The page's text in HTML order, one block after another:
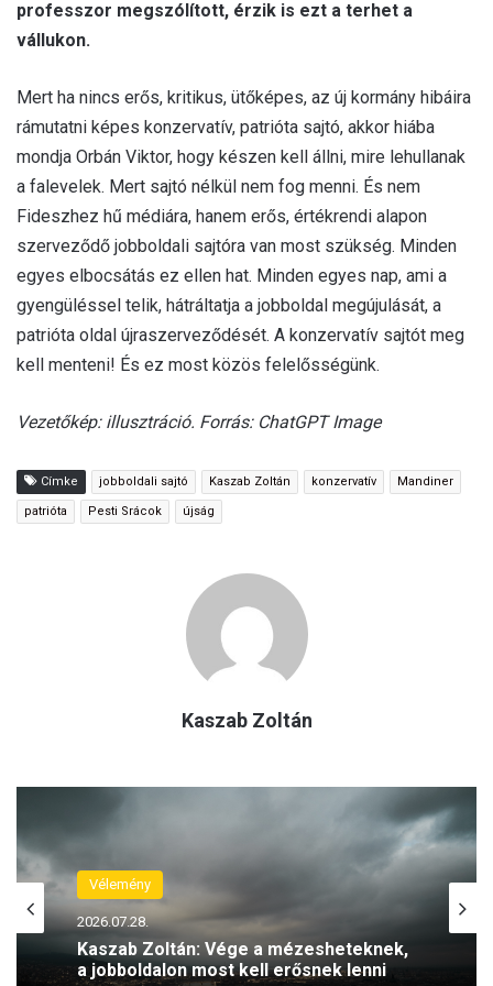
professzor megszólított, érzik is ezt a terhet a
vállukon.
Mert ha nincs erős, kritikus, ütőképes, az új kormány hibáira
rámutatni képes konzervatív, patrióta sajtó, akkor hiába
mondja Orbán Viktor, hogy készen kell állni, mire lehullanak
a falevelek. Mert sajtó nélkül nem fog menni. És nem
Fideszhez hű médiára, hanem erős, értékrendi alapon
szerveződő jobboldali sajtóra van most szükség. Minden
egyes elbocsátás ez ellen hat. Minden egyes nap, ami a
gyengüléssel telik, hátráltatja a jobboldal megújulását, a
patrióta oldal újraszerveződését. A konzervatív sajtót meg
kell menteni! És ez most közös felelősségünk.
Vezetőkép: illusztráció. Forrás: ChatGPT Image
Címke jobboldali sajtó Kaszab Zoltán konzervatív Mandiner
patrióta Pesti Srácok újság
Kaszab Zoltán
Vélemény
2026.07.25.
Kaszab Zoltán: Kit véd meg az új
kormány, ha válság jön?